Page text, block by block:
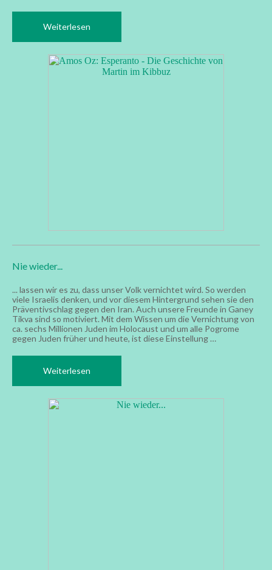
Weiterlesen
Nie wieder...
... lassen wir es zu, dass unser Volk vernichtet wird. So werden
viele Israelis denken, und vor diesem Hintergrund sehen sie den
Präventivschlag gegen den Iran. Auch unsere Freunde in Ganey
Tikva sind so motiviert. Mit dem Wissen um die Vernichtung von
ca. sechs Millionen Juden im Holocaust und um alle Pogrome
gegen Juden früher und heute, ist diese Einstellung …
Weiterlesen